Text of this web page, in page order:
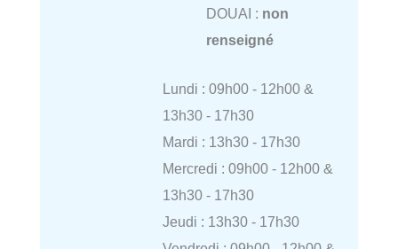
DOUAI : non
renseigné
Lundi : 09h00 - 12h00 &
13h30 - 17h30
Mardi : 13h30 - 17h30
Mercredi : 09h00 - 12h00 &
13h30 - 17h30
Jeudi : 13h30 - 17h30